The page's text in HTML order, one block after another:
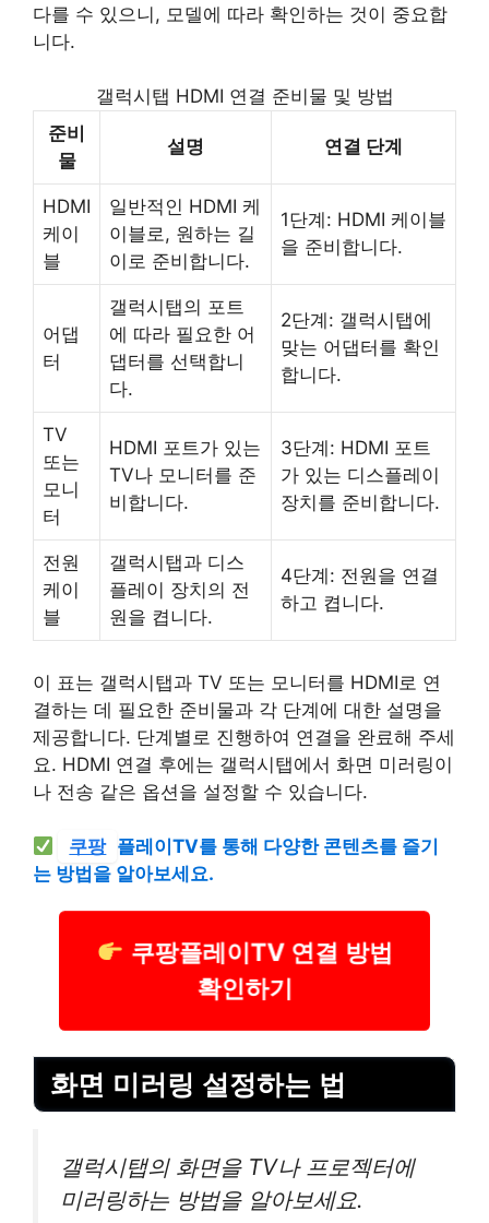
다를 수 있으니, 모델에 따라 확인하는 것이 중요합
니다.
갤럭시탭 HDMI 연결 준비물 및 방법
준비
물
설명 연결 단계
HDMI
케이
블
일반적인 HDMI 케
이블로, 원하는 길
이로 준비합니다.
1단계: HDMI 케이블
을 준비합니다.
어댑
터
갤럭시탭의 포트
에 따라 필요한 어
댑터를 선택합니
다.
2단계: 갤럭시탭에
맞는 어댑터를 확인
합니다.
TV
또는
모니
터
HDMI 포트가 있는
TV나 모니터를 준
비합니다.
3단계: HDMI 포트
가 있는 디스플레이
장치를 준비합니다.
전원
케이
블
갤럭시탭과 디스
플레이 장치의 전
원을 켭니다.
4단계: 전원을 연결
하고 켭니다.
이 표는 갤럭시탭과 TV 또는 모니터를 HDMI로 연
결하는 데 필요한 준비물과 각 단계에 대한 설명을
제공합니다. 단계별로 진행하여 연결을 완료해 주세
요. HDMI 연결 후에는 갤럭시탭에서 화면 미러링이
나 전송 같은 옵션을 설정할 수 있습니다.
쿠팡 플레이TV를 통해 다양한 콘텐츠를 즐기
는 방법을 알아보세요.
쿠팡플레이TV 연결 방법
확인하기
화면 미러링 설정하는 법
갤럭시탭의 화면을 TV나 프로젝터에
미러링하는 방법을 알아보세요.